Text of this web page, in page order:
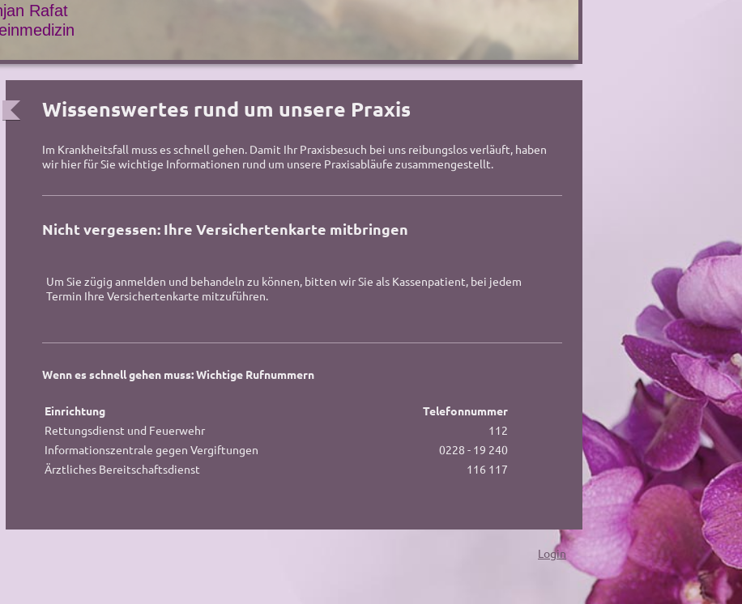
Rafat
Wissenswertes rund um unsere Praxis
Im Krankheitsfall muss es schnell gehen. Damit Ihr Praxisbesuch bei uns reibungslos verläuft, haben
wir hier für Sie wichtige Informationen rund um unsere Praxisabläufe zusammengestellt.
Nicht vergessen: Ihre Versichertenkarte mitbringen
Um Sie zügig anmelden und behandeln zu können, bitten wir Sie als Kassenpatient, bei jedem
Termin Ihre Versichertenkarte mitzuführen.
Wenn es schnell gehen muss: Wichtige Rufnummern
Einrichtung
Telefonnummer
Rettungsdienst und Feuerwehr
112
Informationszentrale gegen Vergiftungen
0228 - 19 240
Ärztliches Bereitschaftsdienst
116 117
Login